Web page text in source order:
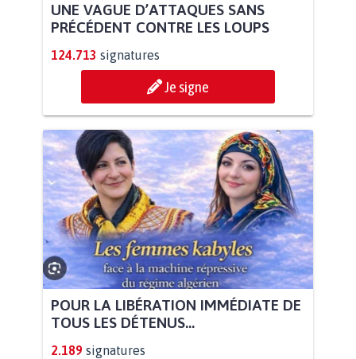
UNE VAGUE D’ATTAQUES SANS
PRÉCÉDENT CONTRE LES LOUPS
124.713 signatures
Je signe
POUR LA LIBÉRATION IMMÉDIATE DE
TOUS LES DÉTENUS...
2.189 signatures